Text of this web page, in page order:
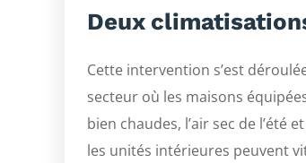
Deux
Cette intervention s’est
secteur où les maisons
bien chaudes, l’air sec de
les unités intérieures peuvent